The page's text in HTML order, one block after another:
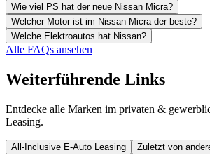
Wie viel PS hat der neue Nissan Micra?
Welcher Motor ist im Nissan Micra der beste?
Welche Elektroautos hat Nissan?
Alle FAQs ansehen
Weiterführende Links
Entdecke alle Marken im privaten &
Leasing.
All-Inclusive E-Auto Leasing Zuletzt von